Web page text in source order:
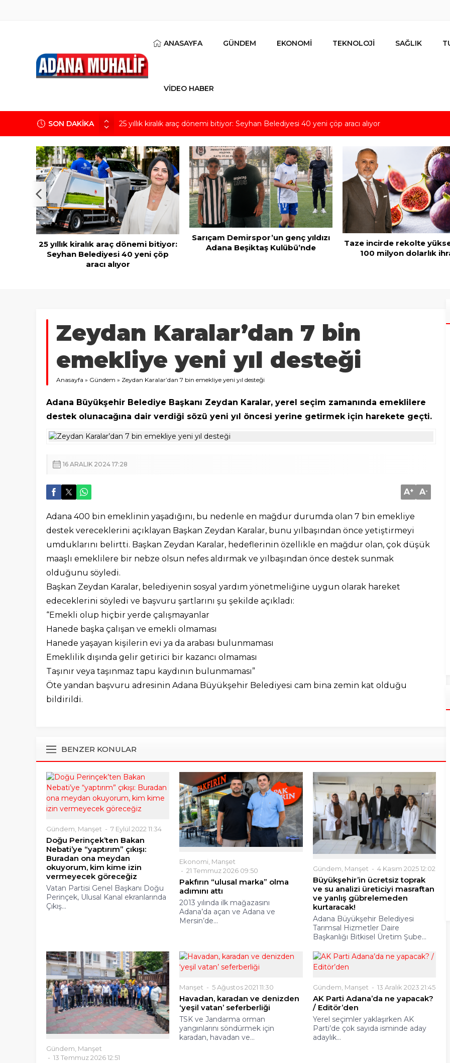
ANASAYFA GÜNDEM EKONOMİ TEKNOLOJİ SAĞLIK
VİDEO HABER
SON DAKİKA
25 yıllık kiralık araç dönemi bitiyor: Seyhan Belediyesi 40 yeni çöp aracı alıyor
Sarıçam Demirspor’un genç yıldızı Adana Beşiktaş Kulübü’nde
Taze incirde rekolte yüksek, hedef 100 milyon dolarlık ihracat!
CHP’li Fırat Yeni Parti’yle ilgili konuştu: “Ganimet üzerine kurulmuş, uluslararası güçlerin sufle
verdiği bir parti”
Bir lahmacun yalnızca bir lahmacun değildir
25 yıllık kiralık araç dönemi bitiyor:
Seyhan Belediyesi 40 yeni çöp
aracı alıyor
Sarıçam Demirspor’un genç yıldızı
Adana Beşiktaş Kulübü’nde
Taze incirde rekolte
100 milyon dolarlık
Zeydan Karalar’dan 7 bin
emekliye yeni yıl desteği
Anasayfa » Gündem » Zeydan Karalar’dan 7 bin emekliye yeni yıl desteği
Adana Büyükşehir Belediye Başkanı Zeydan Karalar, yerel seçim zamanında emeklilere
destek olunacağına dair verdiği sözü yeni yıl öncesi yerine getirmek için harekete geçti.
16 ARALIK 2024 17:28
A+ A-
Adana 400 bin emeklinin yaşadığını, bu nedenle en mağdur durumda olan 7 bin emekliye
destek vereceklerini açıklayan Başkan Zeydan Karalar, bunu yılbaşından önce yetiştirmeyi
umduklarını belirtti. Başkan Zeydan Karalar, hedeflerinin özellikle en mağdur olan, çok düşük
maaşlı emeklilere bir nebze olsun nefes aldırmak ve yılbaşından önce destek sunmak
olduğunu söyledi.
Başkan Zeydan Karalar, belediyenin sosyal yardım yönetmeliğine uygun olarak hareket
edeceklerini söyledi ve başvuru şartlarını şu şekilde açıkladı:
“Emekli olup hiçbir yerde çalışmayanlar
Hanede başka çalışan ve emekli olmaması
Hanede yaşayan kişilerin evi ya da arabası bulunmaması
Emeklilik dışında gelir getirici bir kazancı olmaması
Taşınır veya taşınmaz tapu kaydının bulunmaması”
Öte yandan başvuru adresinin Adana Büyükşehir Belediyesi cam bina zemin kat olduğu
bildirildi.
BENZER KONULAR
Gündem Manşet 7 Eylül 2022 11:34
Doğu Perinçek’ten Bakan
Nebati’ye “yaptırım” çıkışı:
Buradan ona meydan
okuyorum, kim kime izin
vermeyecek göreceğiz
Vatan Partisi Genel Başkanı Doğu
Perinçek, Ulusal Kanal ekranlarında
Çıkış...
Ekonomi Manşet
21 Temmuz 2026 09:50
Pakfırın “ulusal marka” olma
adımını attı
2013 yılında ilk mağazasını
Adana’da açan ve Adana ve
Mersin’de...
Gündem, Manşet 4 Kasım 2025 12:02
Büyükşehir’in ücretsiz toprak
ve su analizi üreticiyi masraftan
ve yanlış gübrelemeden
kurtaracak!
Adana Büyükşehir Belediyesi
Tarımsal Hizmetler Daire
Başkanlığı Bitkisel Üretim Şube...
Gündem Manşet
13 Temmuz 2026 12:51
Manşet 5 Ağustos 2021 11:30
Havadan, karadan ve denizden
‘yeşil vatan’ seferberliği
TSK ve Jandarma orman
yangınlarını söndürmek için
karadan, havadan ve...
Gündem, Manşet 13 Aralık 2023 21:45
AK Parti Adana’da ne yapacak?
/ Editör’den
Yerel seçimler yaklaşırken AK
Parti’de çok sayıda isminde aday
adaylık...